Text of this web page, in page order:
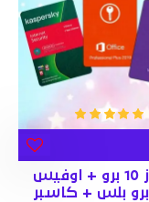
ويندوز 10 برو + اوفيس
2019 برو بلس + كاسبر